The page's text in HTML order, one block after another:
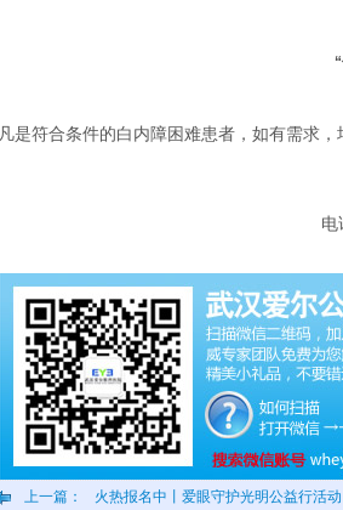
凡是符合条件的白内障困难患者，如有需求
电
上一篇： 火热报名中丨爱眼守护光明公益行活